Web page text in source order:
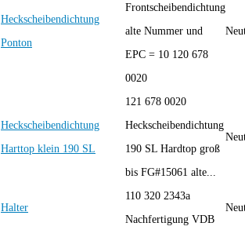
Heckscheibendichtung
Ponton
Frontscheibendichtung
alte Nummer und
EPC = 10 120 678
0020
Heckscheibendichtung
Harttop klein 190 SL
121 678 0020
Heckscheibendichtung
190 SL Hardtop groß
bis FG#15061 alte...
Halter
110 320 2343a
Nachfertigung VDB